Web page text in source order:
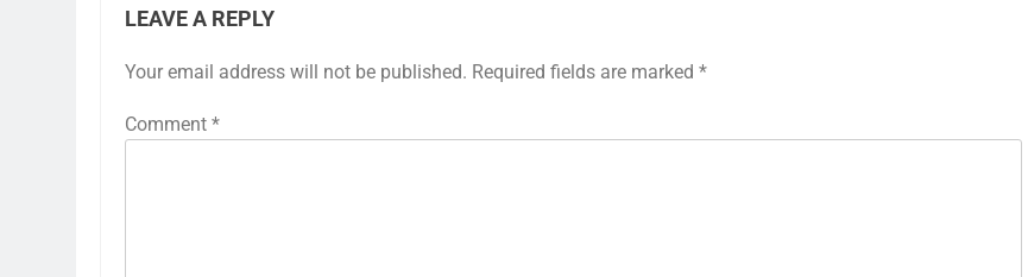
LEAVE A REPLY
Your email address will not be published. Required fields are marked *
Comment *